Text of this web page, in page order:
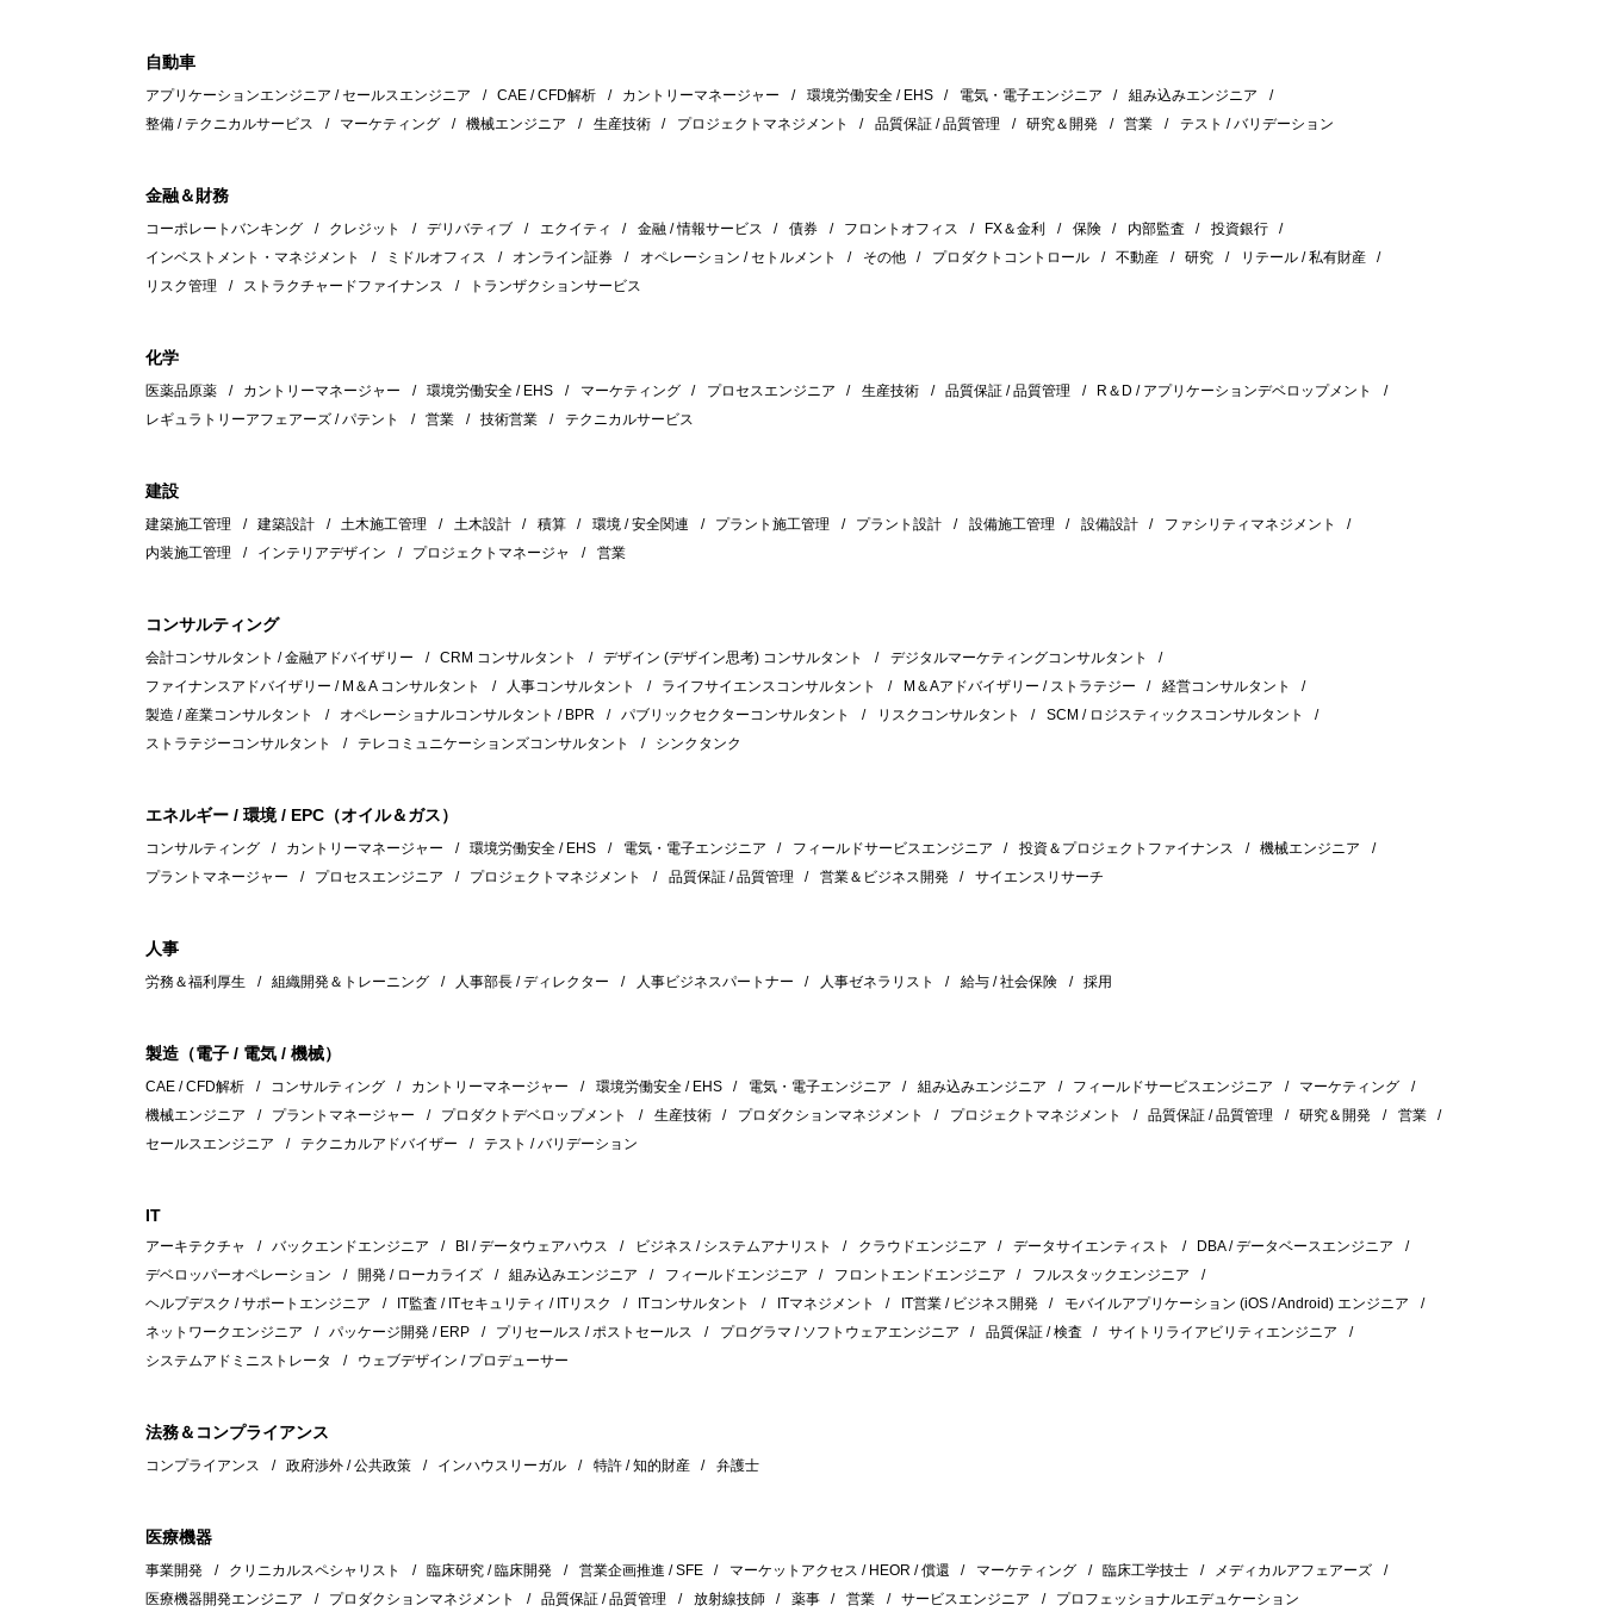
自動車
アプリケーションエンジニア / セールスエンジニア CAE / CFD解析 カントリーマネージャー 環境労働安全 / EHS 電気・電子エンジニア
組み込みエンジニア
整備 / テクニカルサービス
マーケティング 機械エンジニア 生産技術 プロジェクトマネジメント 品質保証 / 品質管理 研究＆開発 営業 テスト / バリデーション
金融＆財務
コーポレートバンキング クレジット デリバティブ エクイティ 金融 / 情報サービス 債券 フロントオフィス FX＆金利 保険 内部監査
投資銀行
インベストメント・マネジメント
ミドルオフィス オンライン証券 オペレーション / セトルメント その他 プロダクトコントロール 不動産 研究
リテール / 私有財産
リスク管理
ストラクチャードファイナンス トランザクションサービス
化学
医薬品原薬 カントリーマネージャー 環境労働安全 / EHS マーケティング プロセスエンジニア 生産技術 品質保証 / 品質管理
R＆D / アプリケーションデベロップメント
レギュラトリーアフェアーズ / パテント
営業 技術営業 テクニカルサービス
建設
建築施工管理 建築設計 土木施工管理 土木設計 積算 環境 / 安全関連 プラント施工管理 プラント設計 設備施工管理 設備設計
ファシリティマネジメント
内装施工管理
インテリアデザイン プロジェクトマネージャ 営業
コンサルティング
会計コンサルタント / 金融アドバイザリー CRM コンサルタント デザイン (デザイン思考) コンサルタント
デジタルマーケティングコンサルタント
ファイナンスアドバイザリー / M＆A コンサルタント
人事コンサルタント ライフサイエンスコンサルタント M＆Aアドバイザリー / ストラテジー
経営コンサルタント
製造 / 産業コンサルタント
オペレーショナルコンサルタント / BPR パブリックセクターコンサルタント リスクコンサルタント
SCM / ロジスティックスコンサルタント
ストラテジーコンサルタント
テレコミュニケーションズコンサルタント シンクタンク
エネルギー / 環境 / EPC（オイル＆ガス）
コンサルティング カントリーマネージャー 環境労働安全 / EHS 電気・電子エンジニア フィールドサービスエンジニア 投資＆プロジェクトファイナンス
機械エンジニア
プラントマネージャー
プロセスエンジニア プロジェクトマネジメント 品質保証 / 品質管理 営業＆ビジネス開発 サイエンスリサーチ
人事
労務＆福利厚生 組織開発＆トレーニング 人事部長 / ディレクター 人事ビジネスパートナー 人事ゼネラリスト 給与 / 社会保険 採用
製造（電子 / 電気 / 機械）
CAE / CFD解析 コンサルティング カントリーマネージャー 環境労働安全 / EHS 電気・電子エンジニア 組み込みエンジニア フィールドサービスエンジニア
マーケティング
機械エンジニア
プラントマネージャー プロダクトデベロップメント 生産技術 プロダクションマネジメント プロジェクトマネジメント 品質保証 / 品質管理 研究＆開発
営業
セールスエンジニア
テクニカルアドバイザー テスト / バリデーション
IT
アーキテクチャ バックエンドエンジニア BI / データウェアハウス ビジネス / システムアナリスト クラウドエンジニア データサイエンティスト
DBA / データベースエンジニア
デベロッパーオペレーション
開発 / ローカライズ 組み込みエンジニア フィールドエンジニア フロントエンドエンジニア
フルスタックエンジニア
ヘルプデスク / サポートエンジニア
IT監査 / ITセキュリティ / ITリスク ITコンサルタント ITマネジメント IT営業 / ビジネス開発
モバイルアプリケーション (iOS / Android) エンジニア
ネットワークエンジニア
パッケージ開発 / ERP プリセールス / ポストセールス プログラマ / ソフトウェアエンジニア 品質保証 / 検査
サイトリライアビリティエンジニア
システムアドミニストレータ
ウェブデザイン / プロデューサー
法務＆コンプライアンス
コンプライアンス 政府渉外 / 公共政策 インハウスリーガル 特許 / 知的財産 弁護士
医療機器
事業開発 クリニカルスペシャリスト 臨床研究 / 臨床開発 営業企画推進 / SFE マーケットアクセス / HEOR / 償還 マーケティング 臨床工学技士
メディカルアフェアーズ
医療機器開発エンジニア
プロダクションマネジメント 品質保証 / 品質管理 放射線技師 薬事 営業 サービスエンジニア プロフェッショナルエデュケーション